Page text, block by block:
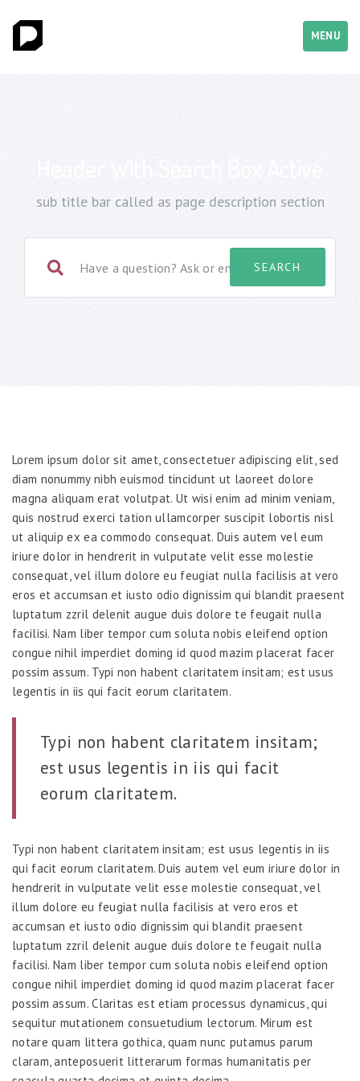
MENU
sub title bar called as page description section
Lorem ipsum dolor sit amet, consectetuer adipiscing elit, sed
diam nonummy nibh euismod tincidunt ut laoreet dolore
magna aliquam erat volutpat. Ut wisi enim ad minim veniam,
quis nostrud exerci tation ullamcorper suscipit lobortis nisl
ut aliquip ex ea commodo consequat. Duis autem vel eum
iriure dolor in hendrerit in vulputate velit esse molestie
consequat, vel illum dolore eu feugiat nulla facilisis at vero
eros et accumsan et iusto odio dignissim qui blandit praesent
luptatum zzril delenit augue duis dolore te feugait nulla
facilisi. Nam liber tempor cum soluta nobis eleifend option
congue nihil imperdiet doming id quod mazim placerat facer
possim assum. Typi non habent claritatem insitam; est usus
legentis in iis qui facit eorum claritatem.
Typi non habent claritatem insitam;
est usus legentis in iis qui facit
eorum claritatem.
Typi non habent claritatem insitam; est usus legentis in iis
qui facit eorum claritatem. Duis autem vel eum iriure dolor in
hendrerit in vulputate velit esse molestie consequat, vel
illum dolore eu feugiat nulla facilisis at vero eros et
accumsan et iusto odio dignissim qui blandit praesent
luptatum zzril delenit augue duis dolore te feugait nulla
facilisi. Nam liber tempor cum soluta nobis eleifend option
congue nihil imperdiet doming id quod mazim placerat facer
possim assum. Claritas est etiam processus dynamicus, qui
sequitur mutationem consuetudium lectorum. Mirum est
notare quam littera gothica, quam nunc putamus parum
claram, anteposuerit litterarum formas humanitatis per